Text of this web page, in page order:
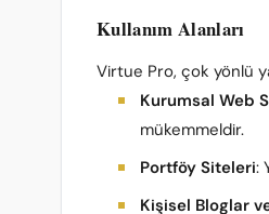
Kullanım Alanları
Virtue Pro, çok yönlü
Kurumsal Web
mükemmeldir.
Portföy Siteleri:
Kişisel Bloglar